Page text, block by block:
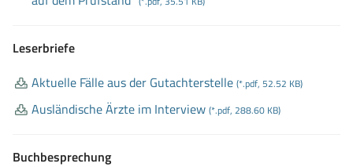
Leserbriefe
Aktuelle Fälle aus der Gutachterstelle (*.pdf, 52.52 KB)
Ausländische Ärzte im Interview (*.pdf, 288.60 KB)
Buchbesprechung